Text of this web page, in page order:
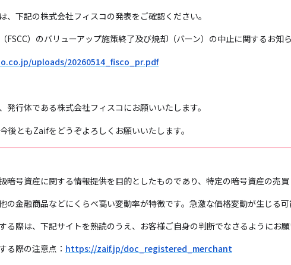
、下記の株式会社フィスコの発表をご確認ください。
FSCC）のバリューアップ施策終了及び焼却（バーン）の中止に関するお知
uploads/20260514_fisco_pr.pdf
発行体である株式会社フィスコにお願いいたします。
後ともZaifをどうぞよろしくお願いいたします。
暗号資産に関する情報提供を目的としたものであり、特定の暗号資産の売
の金融商品などにくらべ高い変動率が特徴です。急激な価格変動が生じる
る際は、下記サイトを熟読のうえ、お客様ご自身の判断でなさるようにお
る際の注意点： https://zaif.jp/doc_registered_merchant